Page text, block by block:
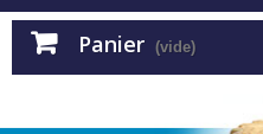
Panier (vide)